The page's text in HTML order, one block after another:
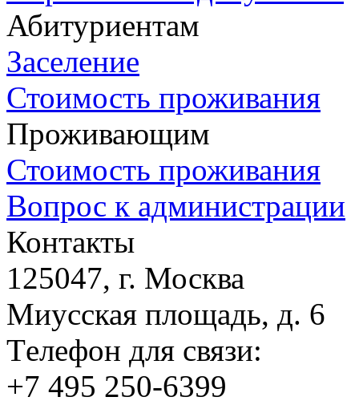
Абитуриентам
Заселение
Стоимость проживания
Проживающим
Стоимость проживания
Вопрос к администрации
Контакты
125047, г. Москва
Миусская площадь, д. 6
Tелефон для связи:
+7 495 250-6399